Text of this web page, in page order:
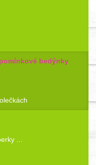
bedýnky
...